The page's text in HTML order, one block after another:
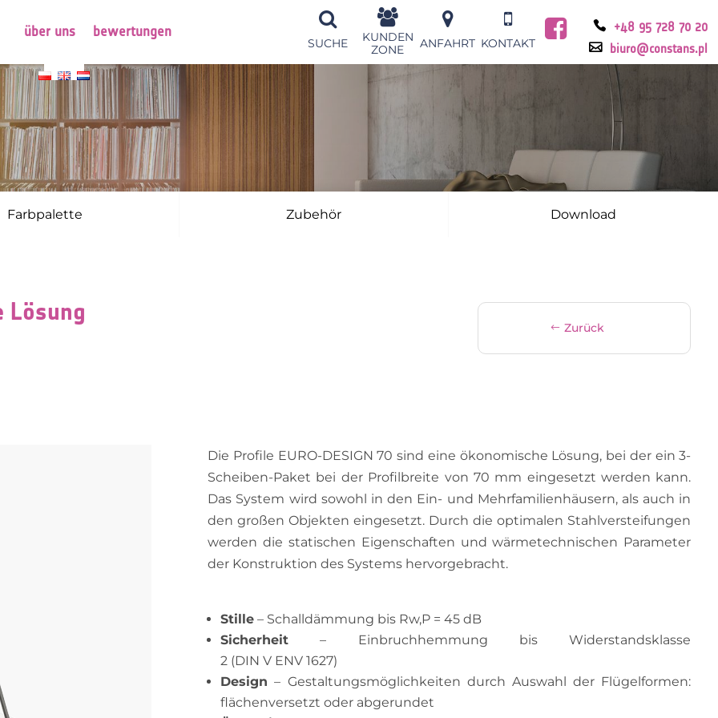
über uns bewertungen
+48 95 728 70 20
biuro@constans.pl
KONTAKT
ANFAHRT
KUNDEN
ZONE
SUCHE
Farbpalette Zubehör Download
Lösung
Zurück
Die Profile EURO-DESIGN 70 sind eine ökonomische Lösung, bei der ein 3-
Scheiben-Paket bei der Profilbreite von 70 mm eingesetzt werden kann.
Das System wird sowohl in den Ein- und Mehrfamilienhäusern, als auch in
den großen Objekten eingesetzt. Durch die optimalen Stahlversteifungen
werden die statischen Eigenschaften und wärmetechnischen Parameter
der Konstruktion des Systems hervorgebracht.
Stille – Schalldämmung bis Rw,P = 45 dB
Sicherheit – Einbruchhemmung bis Widerstandsklasse
2 (DIN V ENV 1627)
Design – Gestaltungsmöglichkeiten durch Auswahl der Flügelformen:
flächenversetzt oder abgerundet